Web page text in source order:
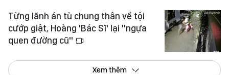
Từng lãnh án tù chung thân về tội
cướp giật, Hoàng 'Bác Sĩ' lại "ngựa
quen đường cũ"
Xem thêm